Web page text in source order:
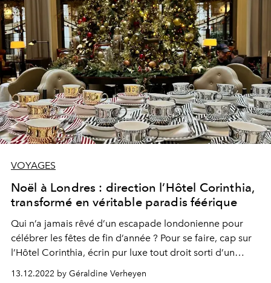
VOYAGES
Noël à Londres : direction l’Hôtel Corinthia,
transformé en véritable paradis féérique
Qui n’a jamais rêvé d’un escapade londonienne pour
célébrer les fêtes de fin d’année ? Pour se faire, cap sur
l’Hôtel Corinthia, écrin pur luxe tout droit sorti d’un
conte de Noël.
13.12.2022 by Géraldine Verheyen